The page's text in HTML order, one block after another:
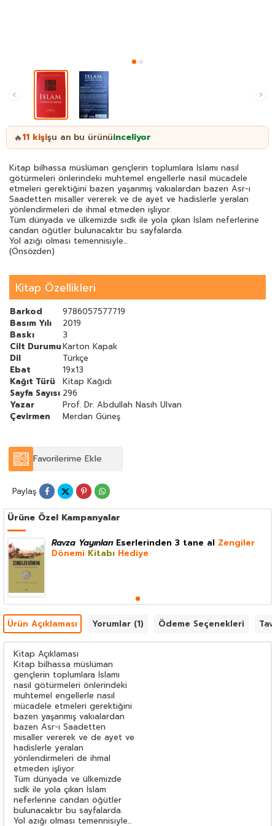
🔥11 kişişu an bu ürünüinceliyor
Kitap bilhassa müslüman gençlerin toplumlara İslamı nasıl
götürmeleri önlerindeki muhtemel engellerle nasıl mücadele
etmeleri gerektiğini bazen yaşanmış vakıalardan bazen Asr-ı
Saadetten misaller vererek ve de ayet ve hadislerle yeralan
yönlendirmeleri de ihmal etmeden işliyor.
Tüm dünyada ve ülkemizde sıdk ile yola çıkan İslam neferlerine
candan öğütler bulunacaktır bu sayfalarda.
Yol azığı olması temennisiyle...
(Önsözden)
Kitap Özellikleri
Barkod
9786057577719
Basım Yılı
2019
Baskı
3
Cilt DurumuKarton Kapak
Dil
Türkçe
Ebat
19x13
Kağıt Türü
Kitap Kağıdı
Sayfa Sayısı 296
Yazar
Prof. Dr. Abdullah Nasıh Ulvan
Çevirmen
Merdan Güneş
Favorilerime Ekle
Paylaş
Ürüne Özel Kampanyalar
Ravza Yayınları Eserlerinden 3 tane al Zengiler
Dönemi Kitabı Hediye
Ürün Açıklaması Yorumlar (1) Ödeme Seçenekleri
Kitap Açıklaması
Kitap bilhassa müslüman
gençlerin toplumlara İslamı
nasıl götürmeleri önlerindeki
muhtemel engellerle nasıl
mücadele etmeleri gerektiğini
bazen yaşanmış vakıalardan
bazen Asr-ı Saadetten
misaller vererek ve de ayet ve
hadislerle yeralan
yönlendirmeleri de ihmal
etmeden işliyor.
Tüm dünyada ve ülkemizde
sıdk ile yola çıkan İslam
neferlerine candan öğütler
bulunacaktır bu sayfalarda.
Yol azığı olması temennisiyle...